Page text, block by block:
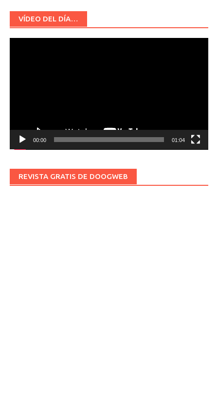
VÍDEO DEL DÍA…
00:00 01:04
REVISTA GRATIS DE DOOGWEB